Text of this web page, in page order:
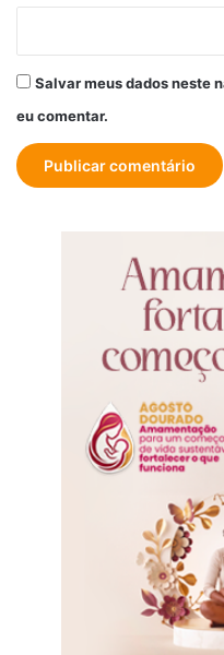
Salvar meus dados neste
eu comentar.